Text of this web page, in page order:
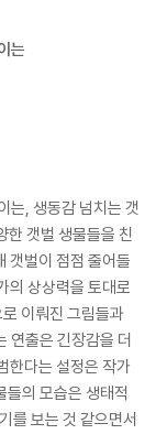
는
는, 생동감 넘치는 갯
한 갯벌 생물들을 친
갯벌이 점점 줄어들
의 상상력을 토대로
이뤄진 그림들과
연출은 긴장감을 더
한다는 설정은 작가
들의 모습은 생태적
를 보는 것 같으면서